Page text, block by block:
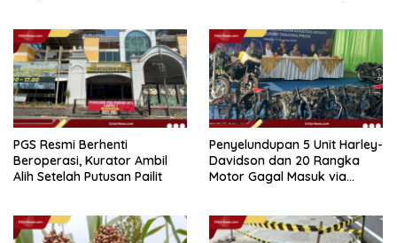
PGS Resmi Berhenti
Beroperasi, Kurator Ambil
Alih Setelah Putusan Pailit
Penyelundupan 5 Unit Harley-
Davidson dan 20 Rangka
Motor Gagal Masuk via